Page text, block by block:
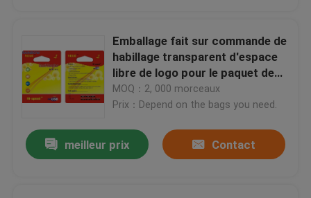
Emballage fait sur commande de
habillage transparent d'espace
libre de logo pour le paquet de
lecteur de cartes
MOQ：2, 000 morceaux
Prix：Depend on the bags you need.
meilleur prix Contact